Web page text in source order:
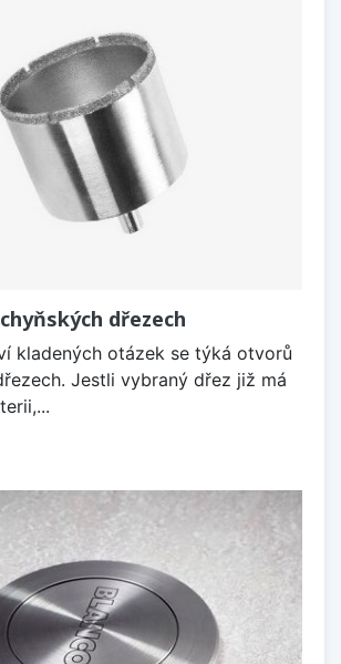
dřezech
kladených otázek se týká otvorů
Jestli vybraný dřez již má